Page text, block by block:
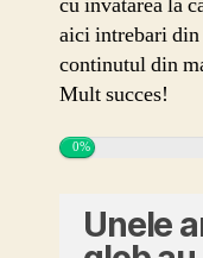
aici intrebari
continutul din
Mult succes!
0%
Unele